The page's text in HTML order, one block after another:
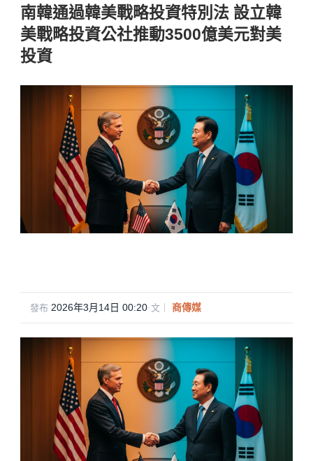
南韓通過韓美戰略投資特別法 設立韓
美戰略投資公社推動3500億美元對美
投資
發布 2026年3月14日 00:20·文｜ 商傳媒